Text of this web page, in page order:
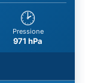
🕑
Pressione
971 hPa